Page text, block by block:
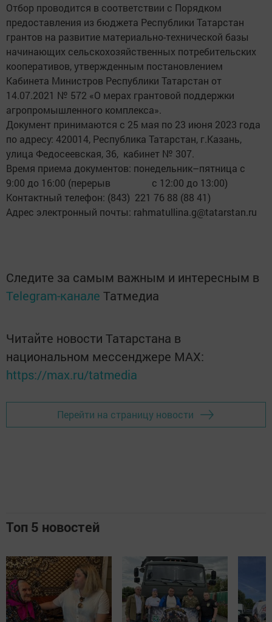
Отбор проводится в соответствии с Порядком
предоставления из бюджета Республики Татарстан
грантов на развитие материально-технической базы
начинающих сельскохозяйственных потребительских
кооперативов, утвержденным постановлением
Кабинета Министров Республики Татарстан от
14.07.2021 № 572 «О мерах грантовой поддержки
агропромышленного комплекса».
Документ принимаются с 25 мая по 23 июня 2023 года
по адресу: 420014, Республика Татарстан, г.Казань,
улица Федосеевская, 36, кабинет № 307.
Время приема документов: понедельник–пятница с
9:00 до 16:00 (перерыв с 12:00 до 13:00)
Контактный телефон: (843) 221 76 88 (88 41)
Адрес электронный почты: rahmatullina.g@tatarstan.ru
Следите за самым важным и интересным в
Telegram-канале Татмедиа
Читайте новости Татарстана в
национальном мессенджере MАХ:
https://max.ru/tatmedia
Перейти на страницу новости
Топ 5 новостей